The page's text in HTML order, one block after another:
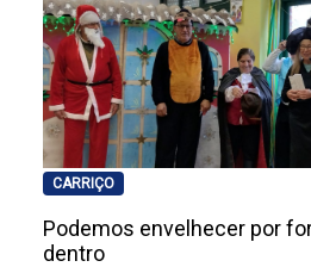
CARRIÇO
Podemos envelhecer por
dentro